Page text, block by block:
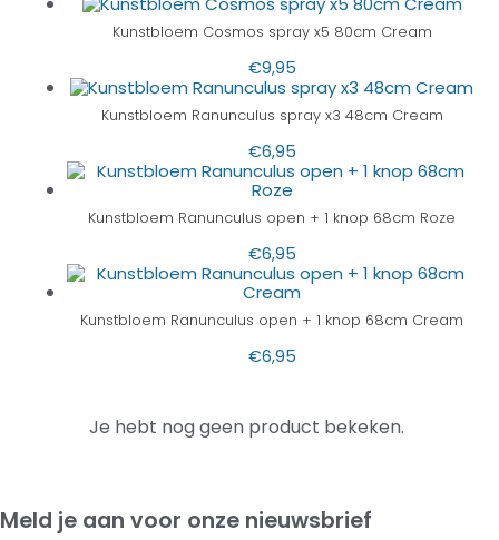
Kunstbloem Cosmos spray x5 80cm Cream
€9,95
Kunstbloem Ranunculus spray x3 48cm Cream
€6,95
Kunstbloem Ranunculus open + 1 knop 68cm Roze
€6,95
Kunstbloem Ranunculus open + 1 knop 68cm Cream
€6,95
Je hebt nog geen product bekeken.
Meld je aan voor onze nieuwsbrief